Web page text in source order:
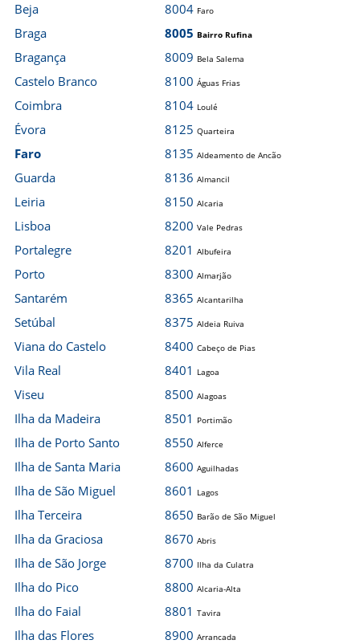
Beja
Braga
Bragança
Castelo Branco
Coimbra
Évora
Faro
Guarda
Leiria
Lisboa
Portalegre
Porto
Santarém
Setúbal
Viana do Castelo
Vila Real
Viseu
Ilha da Madeira
Ilha de Porto Santo
Ilha de Santa Maria
Ilha de São Miguel
Ilha Terceira
Ilha da Graciosa
Ilha de São Jorge
Ilha do Pico
Ilha do Faial
Ilha das Flores
8004 Faro
8005 Bairro Rufina
8009 Bela Salema
8100 Águas Frias
8104 Loulé
8125 Quarteira
8135 Aldeamento de Ancão
8136 Almancil
8150 Alcaria
8200 Vale Pedras
8201 Albufeira
8300 Almarjão
8365 Alcantarilha
8375 Aldeia Ruiva
8400 Cabeço de Pias
8401 Lagoa
8500 Alagoas
8501 Portimão
8550 Alferce
8600 Aguilhadas
8601 Lagos
8650 Barão de São Miguel
8670 Abris
8700 Ilha da Culatra
8800 Alcaria-Alta
8801 Tavira
8900 Arrancada